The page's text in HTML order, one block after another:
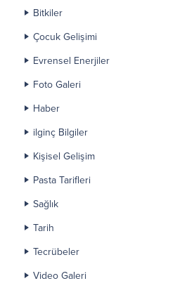
Bitkiler
Çocuk Gelişimi
Evrensel Enerjiler
Foto Galeri
Haber
ilginç Bilgiler
Kişisel Gelişim
Pasta Tarifleri
Sağlık
Tarih
Tecrübeler
Video Galeri